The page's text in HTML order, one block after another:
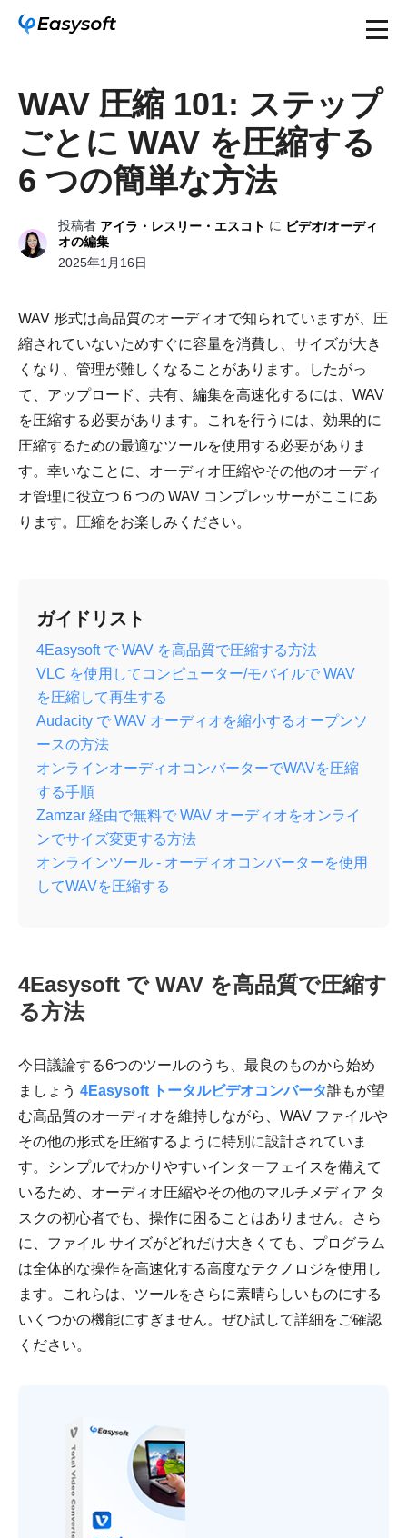
WAV 圧縮 101: ステップ
ごとに WAV を圧縮する
6 つの簡単な方法
投稿者 アイラ・レスリー・エスコト に ビデオ/オーディ
オの編集
2025年1月16日
WAV 形式は高品質のオーディオで知られていますが、圧
縮されていないためすぐに容量を消費し、サイズが大き
くなり、管理が難しくなることがあります。したがっ
て、アップロード、共有、編集を高速化するには、WAV
を圧縮する必要があります。これを行うには、効果的に
圧縮するための最適なツールを使用する必要がありま
す。幸いなことに、オーディオ圧縮やその他のオーディ
オ管理に役立つ 6 つの WAV コンプレッサーがここにあ
ります。圧縮をお楽しみください。
ガイドリスト
4Easysoft で WAV を高品質で圧縮する方法
VLC を使用してコンピューター/モバイルで WAV
を圧縮して再生する
Audacity で WAV オーディオを縮小するオープンソ
ースの方法
オンラインオーディオコンバーターでWAVを圧縮
する手順
Zamzar 経由で無料で WAV オーディオをオンライ
ンでサイズ変更する方法
オンラインツール - オーディオコンバーターを使用
してWAVを圧縮する
4Easysoft で WAV を高品質で圧縮す
る方法
今日議論する6つのツールのうち、最良のものから始め
ましょう 4Easysoft トータルビデオコンバータ誰もが望
む高品質のオーディオを維持しながら、WAV ファイルや
その他の形式を圧縮するように特別に設計されていま
す。シンプルでわかりやすいインターフェイスを備えて
いるため、オーディオ圧縮やその他のマルチメディア タ
スクの初心者でも、操作に困ることはありません。さら
に、ファイル サイズがどれだけ大きくても、プログラム
は全体的な操作を高速化する高度なテクノロジを使用し
ます。これらは、ツールをさらに素晴らしいものにする
いくつかの機能にすぎません。ぜひ試して詳細をご確認
ください。